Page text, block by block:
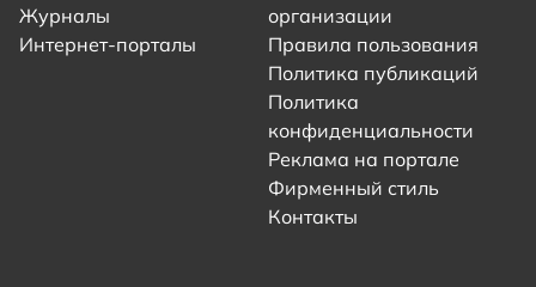
Журналы
Интернет-порталы
организации
Правила пользования
Политика публикаций
Политика
конфиденциальности
Реклама на портале
Фирменный стиль
Контакты